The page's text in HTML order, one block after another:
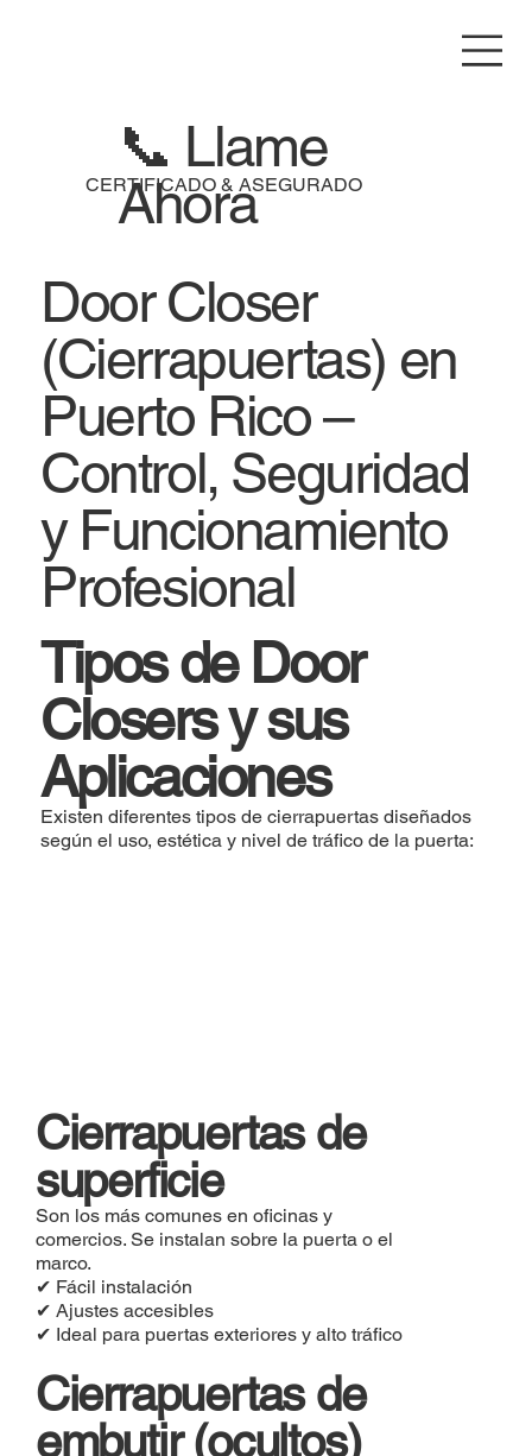
CERTIFICADO & ASEGURADO
📞 Llame
Ahora
Door Closer
(Cierrapuertas) en
Puerto Rico –
Control, Seguridad
y Funcionamiento
Profesional
Tipos de Door
Closers y sus
Aplicaciones
Existen diferentes tipos de cierrapuertas diseñados
según el uso, estética y nivel de tráfico de la puerta:
Cierrapuertas de
superficie
Son los más comunes en oficinas y
comercios. Se instalan sobre la puerta o el
marco.
✔ Fácil instalación
✔ Ajustes accesibles
✔ Ideal para puertas exteriores y alto tráfico
Cierrapuertas de
embutir (ocultos)